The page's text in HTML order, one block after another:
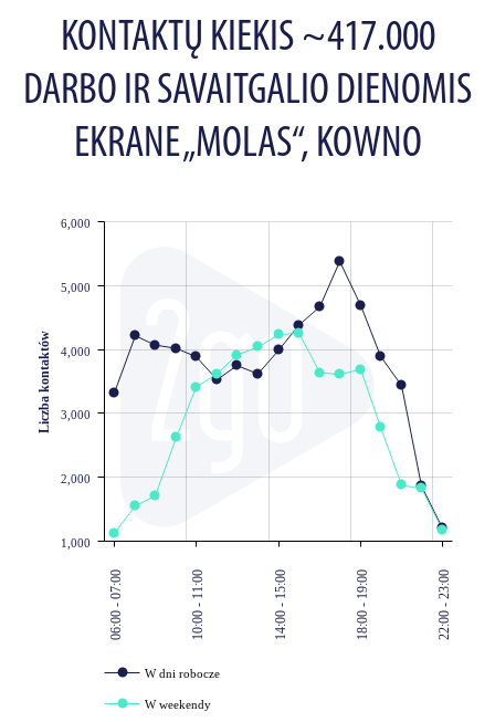
KONTAKTŲ KIEKIS ~417.000
DARBO IR SAVAITGALIO DIENOMIS
EKRANE „MOLAS“, KOWNO
06:00 - 07:00 10:00 - 11:00 14:00 - 15:00 18:00 - 19:00 22:00 - 23:00
1,000
2,000
3,000
4,000
5,000
6,000
Liczba kontaktów
W dni robocze
W weekendy